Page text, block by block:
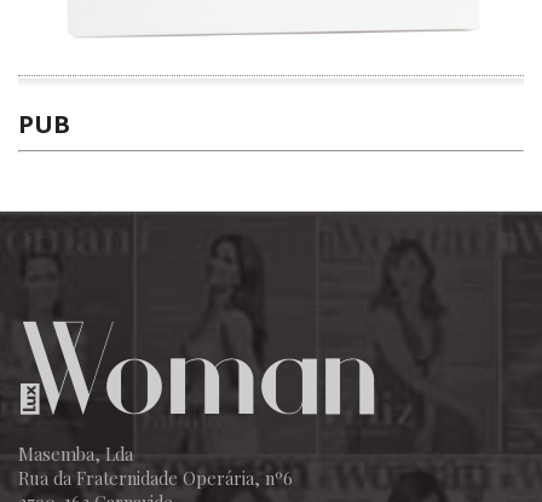
PUB
Masemba, Lda
Rua da Fraternidade Operária, nº6